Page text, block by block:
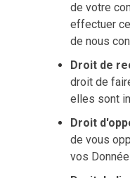
de votre
effectuer
de nous
Droit de
droit de
elles sont
Droit
de vous
vos